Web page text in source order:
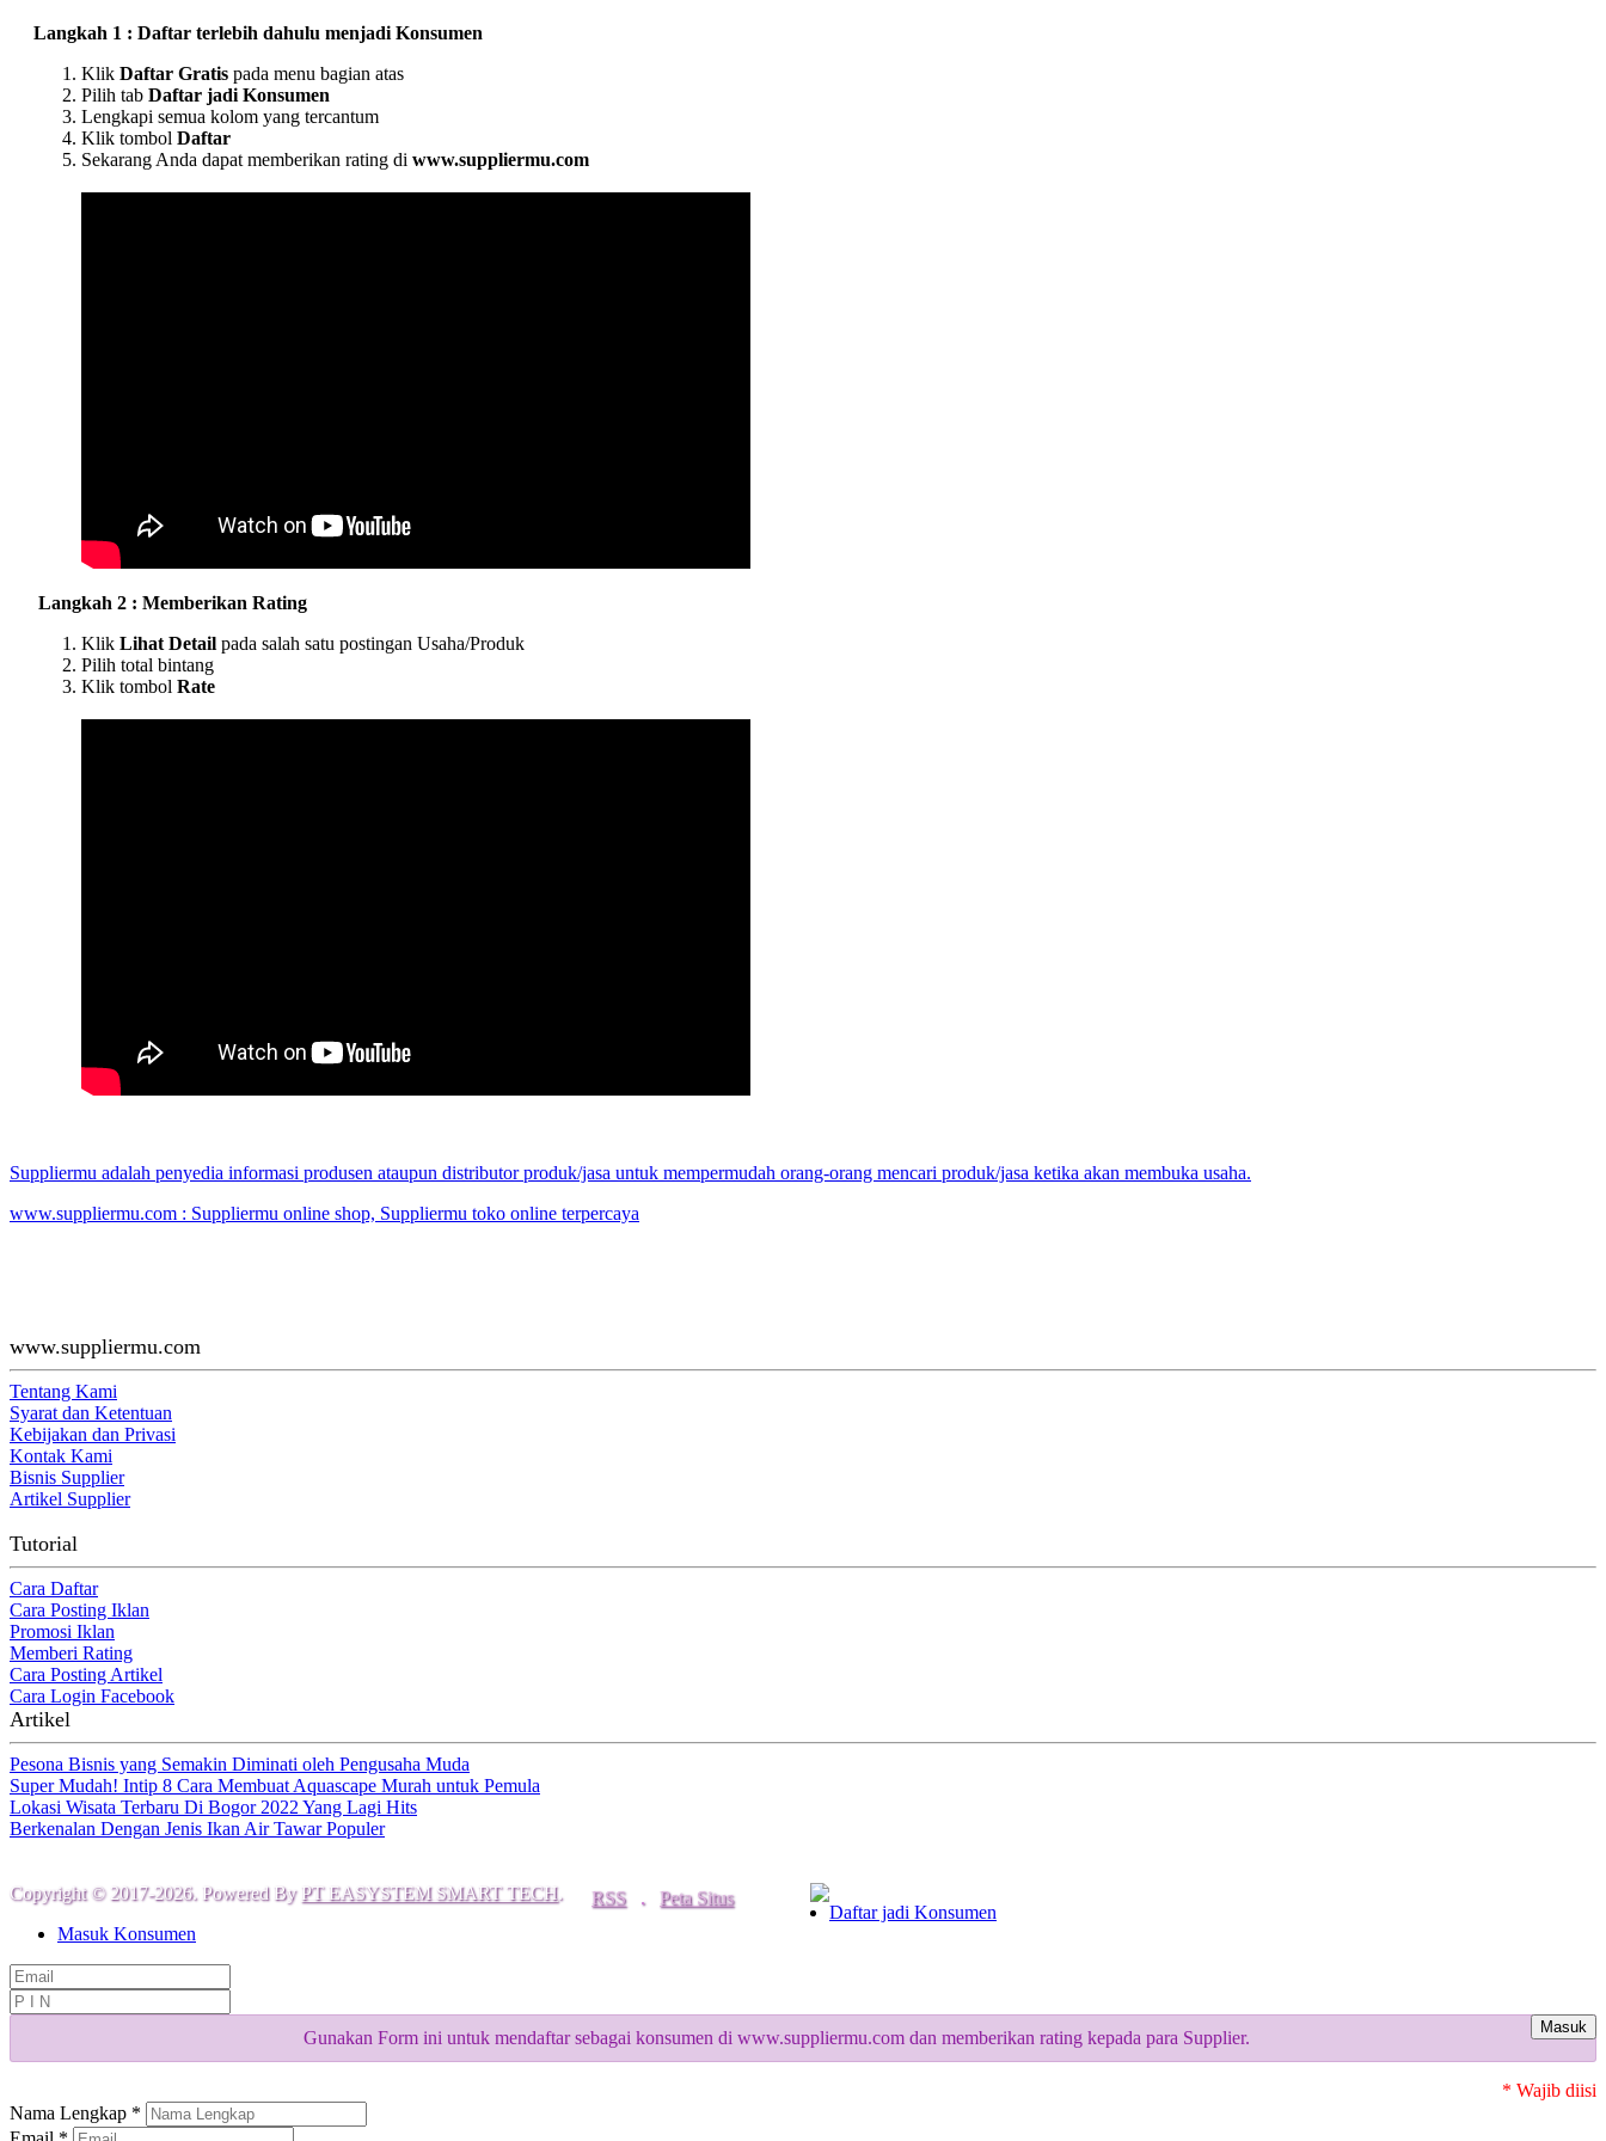
Langkah 1 : Daftar terlebih dahulu menjadi Konsumen
Klik Daftar Gratis pada menu bagian atas
Pilih tab Daftar jadi Konsumen
Lengkapi semua kolom yang tercantum
Klik tombol Daftar
Sekarang Anda dapat memberikan rating di www.suppliermu.com
Langkah 2 : Memberikan Rating
Klik Lihat Detail pada salah satu postingan Usaha/Produk
Pilih total bintang
Klik tombol Rate
Suppliermu adalah penyedia informasi produsen ataupun distributor produk/jasa untuk mempermudah orang-orang mencari produk/jasa ketika akan membuka usaha.
www.suppliermu.com : Suppliermu online shop, Suppliermu toko online terpercaya
www.suppliermu.com
Tentang Kami
Syarat dan Ketentuan
Kebijakan dan Privasi
Kontak Kami
Bisnis Supplier
Artikel Supplier
Tutorial
Cara Daftar
Cara Posting Iklan
Promosi Iklan
Memberi Rating
Cara Posting Artikel
Cara Login Facebook
Artikel
Pesona Bisnis yang Semakin Diminati oleh Pengusaha Muda
Super Mudah! Intip 8 Cara Membuat Aquascape Murah untuk Pemula
Lokasi Wisata Terbaru Di Bogor 2022 Yang Lagi Hits
Berkenalan Dengan Jenis Ikan Air Tawar Populer
Copyright © 2017-2026. Powered By PT EASYSTEM SMART TECH. RSS . Peta Situs
Daftar jadi Konsumen
Masuk Konsumen
Masuk
Gunakan Form ini untuk mendaftar sebagai konsumen di www.suppliermu.com dan memberikan rating kepada para Supplier.
* Wajib diisi
Nama Lengkap *